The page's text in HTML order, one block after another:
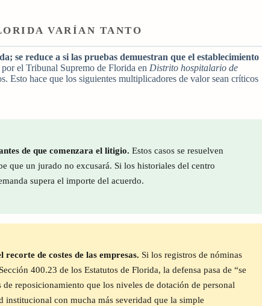
VARÍAN TANTO
se reduce a si las pruebas demuestran que el establecimiento
el Tribunal Supremo de Florida en Distrito hospitalario de
Esto hace que los siguientes multiplicadores de valor sean críticos
de que comenzara el litigio. Estos casos se resuelven
que un jurado no excusará. Si los historiales del centro
supera el importe del acuerdo.
de costes de las empresas. Si los registros de nóminas
400.23 de los Estatutos de Florida, la defensa pasa de “se
reposicionamiento que los niveles de dotación de personal
institucional con mucha más severidad que la simple